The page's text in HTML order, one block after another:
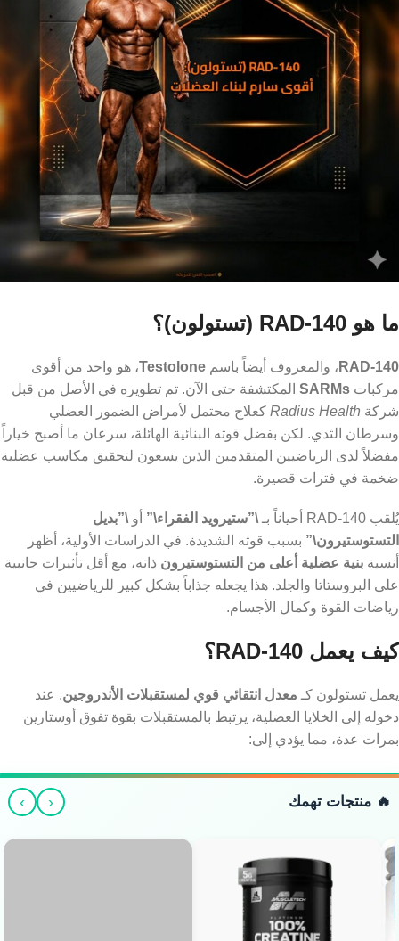
ما هو RAD-140 (تستولون)؟
RAD-140 ، والمعروف أيضاً باسم Testolone، هو واحد من أقوى
مركبات SARMs المكتشفة حتى الآن. تم تطويره في الأصل من قبل
شركة Radius Health كعلاج محتمل لأمراض الضمور العضلي
وسرطان الثدي. لكن بفضل قوته البنائية الهائلة، سرعان ما أصبح خياراً
مفضلاً لدى الرياضيين المتقدمين الذين يسعون لتحقيق مكاسب عضلية
ضخمة في فترات قصيرة.
يُلقب RAD-140 أحياناً بـ \”ستيرويد الفقراء\” أو \”بديل
التستوستيرون\” بسبب قوته الشديدة. في الدراسات الأولية، أظهر
أنسبة بنية عضلية أعلى من التستوستيرون ذاته، مع أقل تأثيرات جانبية
على البروستاتا والجلد. هذا يجعله جذاباً بشكل كبير للرياضيين في
رياضات القوة وكمال الأجسام.
كيف يعمل RAD-140؟
يعمل تستولون كـ معدل انتقائي قوي لمستقبلات الأندروجين. عند
دخوله إلى الخلايا العضلية، يرتبط بالمستقبلات بقوة تفوق أوستارين
بمرات عدة، مما يؤدي إلى:
🔥 منتجات تهمك ‹
›